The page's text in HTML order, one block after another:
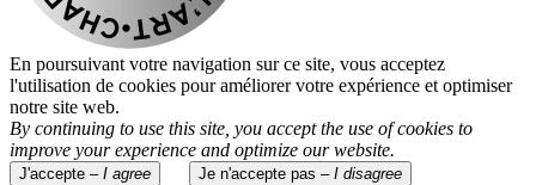
En poursuivant votre navigation sur ce site, vous acceptez
l'utilisation de cookies pour améliorer votre expérience et optimiser
notre site web.
By continuing to use this site, you accept the use of cookies to
improve your experience and optimize our website.
J'accepte – I agree Je n'accepte pas – I disagree